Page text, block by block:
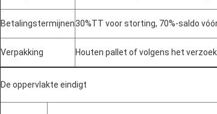
Betalingstermijnen30%TT voor storting, 70%-saldo
Verpakking Houten pallet of volgens het
De oppervlakte eindigt